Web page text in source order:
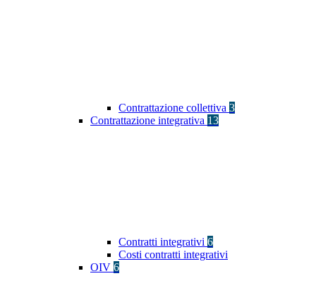
Contrattazione collettiva 3
Contrattazione integrativa 13
Contratti integrativi 6
Costi contratti integrativi
OIV 6